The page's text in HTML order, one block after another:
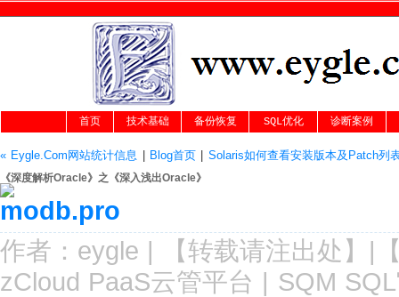
首页 技术基础 备份恢复 SQL优化 诊断案例
« Eygle.Com网站统计信息 Blog首页| Solaris如何查看安装版本及Patch列
《深度解析Oracle》之《深入浅出Oracle》
作者： eygle | 【转载请注出处 】|
zCloud PaaS云管平台 | SQM